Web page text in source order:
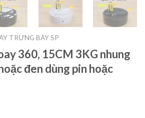
TRƯNG BÀY SP
360, 15CM 3KG nhung
đen dùng pin hoặc